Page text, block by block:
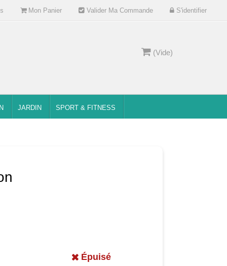
Mon Panier Valider Ma Commande S'identifier
(Vide)
JARDIN SPORT & FITNESS
Épuisé